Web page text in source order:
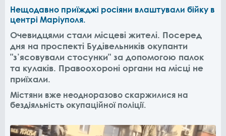
Нещодавно приїжджі росіяни влаштували бійку в
центрі Маріуполя.
Очевидцями стали місцеві жителі. Посеред
дня на проспекті Будівельників окупанти
"з’ясовували стосунки" за допомогою палок
та кулаків. Правоохороні органи на місці не
приїхали.
Містяни вже неодноразово скаржилися на
бездіяльність окупаційної поліції.